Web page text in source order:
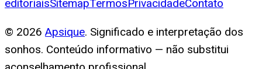
editoriaisSitemapTermosPrivacidadeContato
© 2026 Apsique. Significado e interpretação dos
sonhos. Conteúdo informativo — não substitui